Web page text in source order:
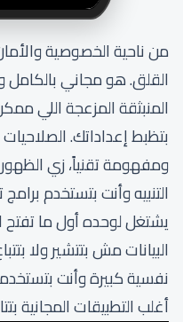
من ناحية الخصوصية
القلق. هو مجاني بالكامل
المنبثقة المزعجة اللي
بتظبط إعداداتك.
ومفهومة تقنياً، زي
التنبيه وأنت بتستخدم
يشتغل لوحده أول ما تفتح
البيانات مش بتتشير ولا
نفسية كبيرة وأنت
أغلب التطبيقات المجانية